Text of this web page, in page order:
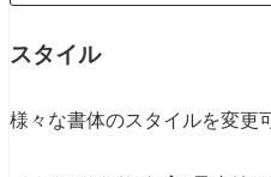
スタイル
様々な書体のスタイルを変更